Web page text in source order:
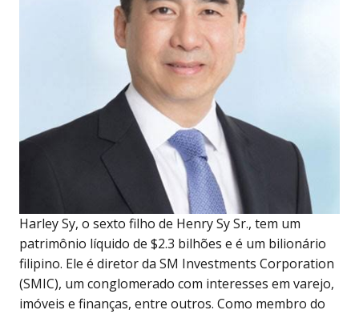
Harley Sy, o sexto filho de Henry Sy Sr., tem um
patrimônio líquido de $2.3 bilhões e é um bilionário
filipino. Ele é diretor da SM Investments Corporation
(SMIC), um conglomerado com interesses em varejo,
imóveis e finanças, entre outros. Como membro do